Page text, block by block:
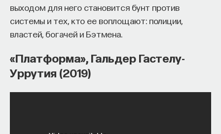
выходом для него становится бунт против
системы и тех, кто ее воплощают: полиции,
властей, богачей и Бэтмена.
«Платформа», Гальдер Гастелу-
Уррутия (2019)